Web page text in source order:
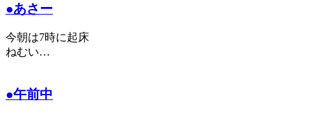
●あさー
今朝は7時に起床
ねむい…
●午前中